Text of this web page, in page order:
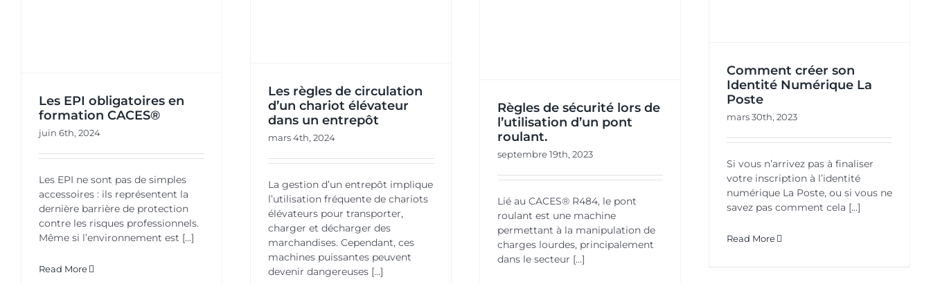
Les EPI obligatoires en
formation CACES®
juin 6th, 2024
Les EPI ne sont pas de simples
accessoires : ils représentent la
dernière barrière de protection
contre les risques professionnels.
Même si l’environnement est [...]
Read More
Les règles de circulation
d’un chariot élévateur
dans un entrepôt
mars 4th, 2024
La gestion d’un entrepôt implique
l’utilisation fréquente de chariots
élévateurs pour transporter,
charger et décharger des
marchandises. Cependant, ces
machines puissantes peuvent
devenir dangereuses [...]
Règles de sécurité lors de
l’utilisation d’un pont
roulant.
septembre 19th, 2023
Lié au CACES® R484, le pont
roulant est une machine
permettant à la manipulation de
charges lourdes, principalement
dans le secteur [...]
Comment créer son
Identité Numérique La
Poste
mars 30th, 2023
Si vous n’arrivez pas à finaliser
votre inscription à l’identité
numérique La Poste, ou si vous ne
savez pas comment cela [...]
Read More